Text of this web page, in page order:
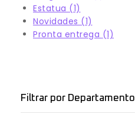
Estatua (1)
Novidades (1)
Pronta entrega (1)
Filtrar por Departamento